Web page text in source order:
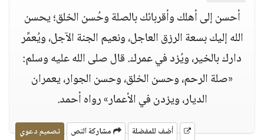
أحسن إلى أهلك وأقربائك بالصلة وحُسن الخلق؛ يحسن
الله إليك بسعة الرزق العاجل، ونعيم الجنة الآجل، ويُعمِّر
دارك بالخير، ويُزد في عمرك. قال صلى الله عليه وسلم:
«صلة الرحم، وحسن الخلق، وحسن الجوار، يعمران
الديار، ويزدن في الأعمار» رواه أحمد.
أضف للمفضلة مشاركة النص تصميم دعوي